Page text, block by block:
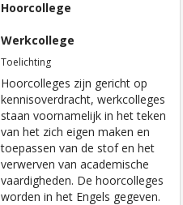
Hoorcollege
Werkcollege
Toelichting
Hoorcolleges zijn gericht op
kennisoverdracht, werkcolleges
staan voornamelijk in het teken
van het zich eigen maken en
toepassen van de stof en het
verwerven van academische
vaardigheden. De hoorcolleges
worden in het Engels gegeven.